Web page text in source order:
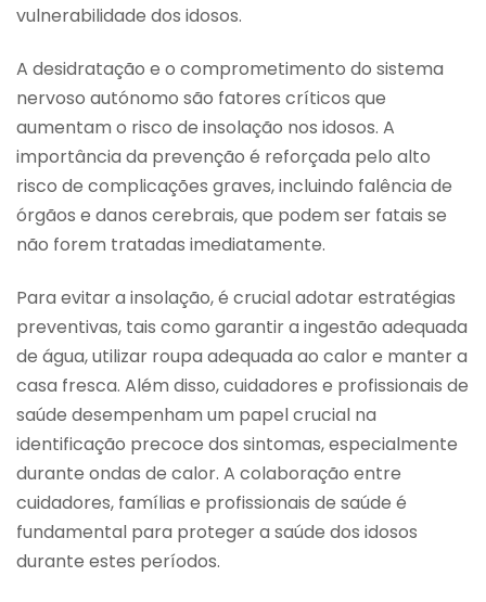
vulnerabilidade dos idosos.
A desidratação e o comprometimento do sistema
nervoso autónomo são fatores críticos que
aumentam o risco de insolação nos idosos. A
importância da prevenção é reforçada pelo alto
risco de complicações graves, incluindo falência de
órgãos e danos cerebrais, que podem ser fatais se
não forem tratadas imediatamente.
Para evitar a insolação, é crucial adotar estratégias
preventivas, tais como garantir a ingestão adequada
de água, utilizar roupa adequada ao calor e manter a
casa fresca. Além disso, cuidadores e profissionais de
saúde desempenham um papel crucial na
identificação precoce dos sintomas, especialmente
durante ondas de calor. A colaboração entre
cuidadores, famílias e profissionais de saúde é
fundamental para proteger a saúde dos idosos
durante estes períodos.